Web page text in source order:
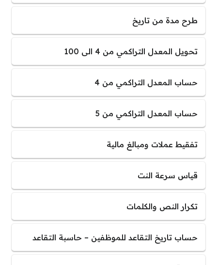
طرح مدة من تاريخ
تحويل المعدل التراكمي من 4 الى 100
حساب المعدل التراكمي من 4
حساب المعدل التراكمي من 5
تفقيط عملات ومبالغ مالية
قياس سرعة النت
تكرار النص والكلمات
حساب تاريخ التقاعد للموظفين – حاسبة التقاعد